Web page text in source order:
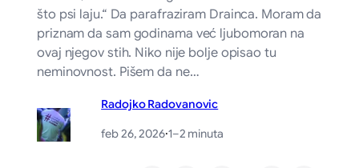
što psi laju.“ Da parafraziram Drainca. Moram da
priznam da sam godinama već ljubomoran na
ovaj njegov stih. Niko nije bolje opisao tu
neminovnost. Pišem da ne…
Radojko Radovanovic
feb 26, 2026·1–2 minuta